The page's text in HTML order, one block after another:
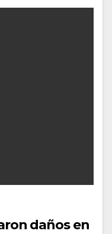
daños en